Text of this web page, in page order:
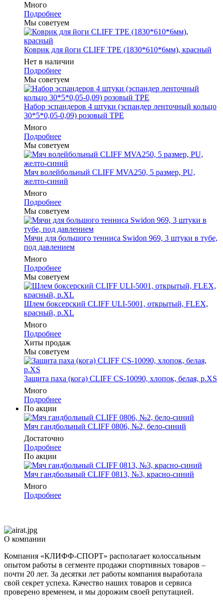
Много
Подробнее
Мы советуем
Коврик для йоги CLIFF TPE (1830*610*6мм), красный
Нет в наличии
Подробнее
Мы советуем
Набор эспандеров 4 штуки (эспандер ленточный кольцо
30*5*0,05-0,09) розовый ТРЕ
Много
Подробнее
Мы советуем
Мяч волейбольный CLIFF MVA250, 5 размер, PU,
желто-синий
Много
Подробнее
Мы советуем
Мячи для большого тенниса Swidon 969, 3 штуки в тубе,
под давлением
Много
Подробнее
Мы советуем
Шлем боксерский CLIFF ULI-5001, открытый, FLEX,
красный, р.XL
Много
Подробнее
Хиты продаж
Мы советуем
Защита паха (кога) CLIFF CS-10090, хлопок, белая, р.XS
Много
Подробнее
По акции
Мяч гандбольный CLIFF 0806, №2, бело-синий
Достаточно
Подробнее
По акции
Мяч гандбольный CLIFF 0813, №3, красно-синий
Много
Подробнее
О компании
Компания «КЛИФФ-СПОРТ» располагает колоссальным
опытом работы в сегменте продажи спортивных товаров –
почти 20 лет. За десятки лет работы компания выработала
свой секрет успеха. Качество наших товаров и сервиса
проверено временем, и мы дорожим своей репутацией.